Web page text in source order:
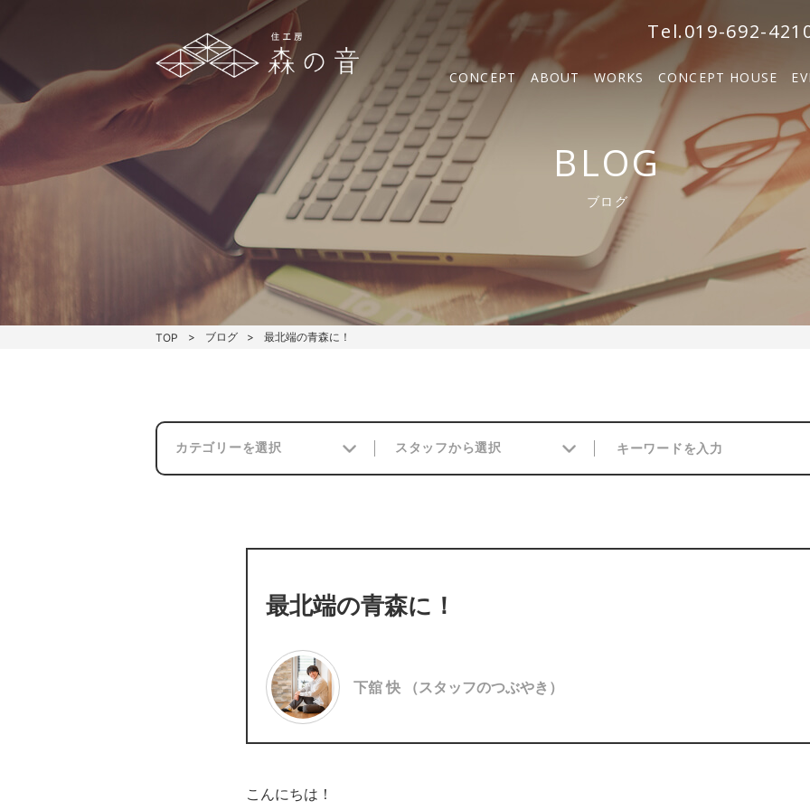
Tel.019-692-
CONCEPT ABOUT WORKS CONCEPT HOUSE
森の家
BOSCO VILLA
SOLM【販売中】
BLOG
ブログ
TOP ブログ 最北端の青森に！
BOSCO VILLA
SOLM
最北端の青森に！
下舘 快 （スタッフのつぶやき）
こんにちは！